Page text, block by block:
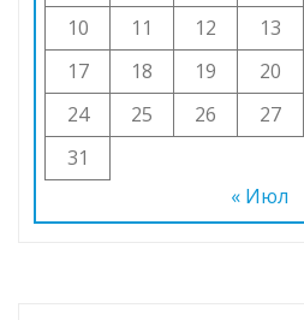
10
11 12 13
17
18 19 20
24
25 26 27
31
« Июл